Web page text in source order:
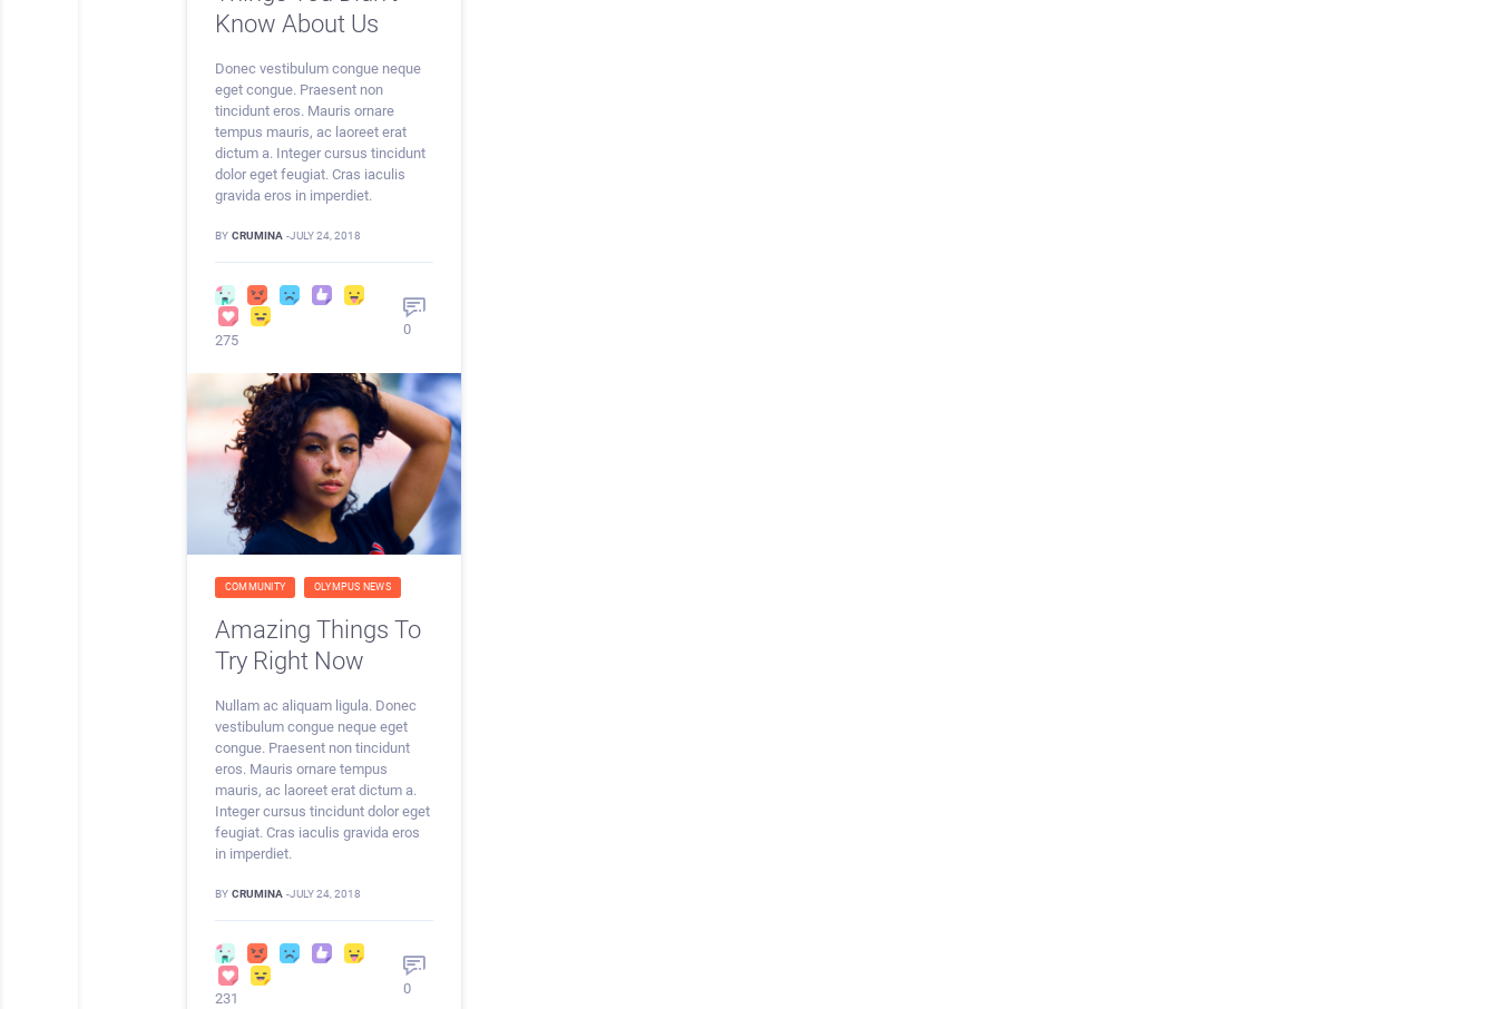
Know About Us
Donec vestibulum congue neque
eget congue. Praesent non
tincidunt eros. Mauris ornare
tempus mauris, ac laoreet erat
dictum a. Integer cursus tincidunt
dolor eget feugiat. Cras iaculis
gravida eros in imperdiet.
BY CRUMINA -JULY 24, 2018
275
0
COMMUNITY OLYMPUS NEWS
Amazing Things To
Try Right Now
Nullam ac aliquam ligula. Donec
vestibulum congue neque eget
congue. Praesent non tincidunt
eros. Mauris ornare tempus
mauris, ac laoreet erat dictum a.
Integer cursus tincidunt dolor eget
feugiat. Cras iaculis gravida eros
in imperdiet.
BY CRUMINA -JULY 24, 2018
231
0